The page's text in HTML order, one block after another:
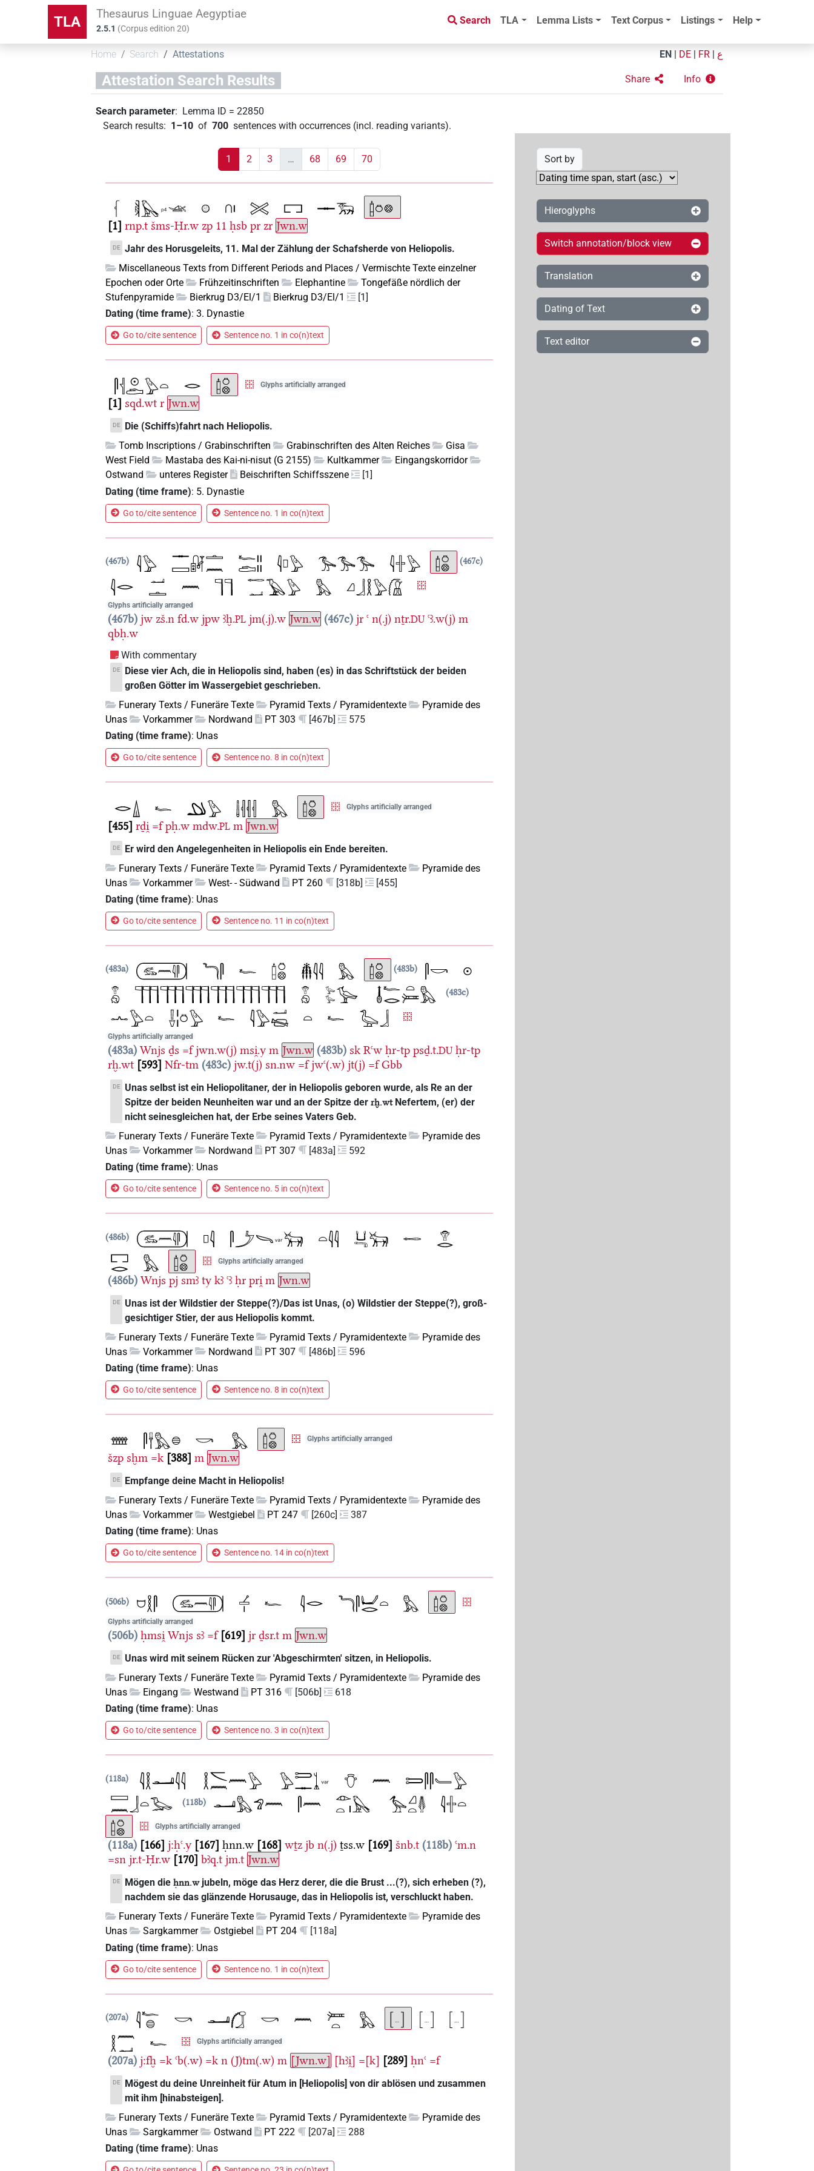
TLA Thesaurus Linguae Aegyptiae
2.5.1 (Corpus edition20)
Search TLA Lemma Lists Text Corpus Listings Help
Home Search Attestations EN DE FR ع
Attestation Search Results Share Info
Search parameter: Lemma ID =22850
Search results: 1–10 of 700 sentences with occurrences (incl. reading variants).
1 2 3 … 68 69 70
1 rnp.t šms-Ḥr.w zp 11 ḥsb pr zr Jwn.w
DE Jahr des Horusgeleits, 11. Mal der Zählung der Schafsherde von Heliopolis.
Miscellaneous Texts from Different Periods and Places / Vermischte Texte einzelner
Epochen oder Orte
Frühzeitinschriften Elephantine
Tongefäße nördlich der
Stufenpyramide
Bierkrug D3/El/1 Bierkrug D3/El/1
[1]
Dating (time frame):3. Dynastie
Go to/cite sentence Sentence no. 1 in co(n)text
Glyphs artificially arranged
1 sqd.wt r Jwn.w
DE
Die (Schiffs)fahrt nach Heliopolis.
Tomb Inscriptions / Grabinschriften
Grabinschriften des Alten Reiches
Gisa
West Field
Mastaba des Kai-ni-nisut (G 2155) Kultkammer
Eingangskorridor
Ostwand
unteres Register Beischriften Schiffsszene
[1]
Dating (time frame): 5. Dynastie
Go to/cite sentence Sentence no. 1 in co(n)text
467b 467c
Glyphs artificially arranged
467b jw zš.n fd.w jpw ꜣḫ.PL jm(.j).w Jwn.w 467c jr ꜥ n(.j) nṯr.DU ꜥꜣ.w(j) m
qbḥ.w
With commentary
DE
Diese vier Ach, die in Heliopolis sind, haben (es) in das Schriftstück der beiden
großen Götter im Wassergebiet geschrieben.
Funerary Texts / Funeräre Texte
Pyramid Texts / Pyramidentexte
Pyramide des
Unas
Vorkammer Nordwand PT 303 [467b]
575
Dating (time frame): Unas
Go to/cite sentence Sentence no. 8 in co(n)text
Glyphs artificially arranged
455 rḏi̯ =f pḥ.w mdw.PL m Jwn.w
DE
Er wird den Angelegenheiten in Heliopolis ein Ende bereiten.
Funerary Texts / Funeräre Texte
Pyramid Texts / Pyramidentexte
Pyramide des
Unas
Vorkammer West- - Südwand PT 260 [318b]
[455]
Dating (time frame): Unas
Go to/cite sentence Sentence no. 11 in co(n)text
483a 483b
483c
Glyphs artificially arranged
483a Wnjs ḏs =f jwn.w(j) msi̯.y m Jwn.w 483b sk Rꜥw ḥr-tp psḏ.t.DU ḥr-tp
rḫ.wt 593 Nfr-tm 483c jw.t(j) sn.nw =f jwꜥ(.w) jt(j) =f Gbb
DE
Unas selbst ist ein Heliopolitaner, der in Heliopolis geboren wurde, als Re an der
Spitze der beiden Neunheiten war und an der Spitze der rḫ.wtNefertem, (er) der
nicht seinesgleichen hat, der Erbe seines Vaters Geb.
Funerary Texts / Funeräre Texte
Pyramid Texts / Pyramidentexte
Pyramide des
Unas
Vorkammer Nordwand PT 307 [483a]
592
Dating (time frame): Unas
Go to/cite sentence Sentence no. 5 in co(n)text
486b
Glyphs artificially arranged
486b Wnjs pj smꜣ ty kꜣ ꜥꜣ ḥr pri̯ m Jwn.w
DE
Unas ist der Wildstier der Steppe(?)/Das ist Unas, (o) Wildstier der Steppe(?), groß-
gesichtiger Stier, der aus Heliopolis kommt.
Funerary Texts / Funeräre Texte
Pyramid Texts / Pyramidentexte
Pyramide des
Unas
Vorkammer Nordwand PT 307 [486b]
596
Dating (time frame): Unas
Go to/cite sentence Sentence no. 8 in co(n)text
Glyphs artificially arranged
šzp sḫm =k 388 m Jwn.w
DE
Empfange deine Macht in Heliopolis!
Funerary Texts / Funeräre Texte
Pyramid Texts / Pyramidentexte
Pyramide des
Unas
Vorkammer Westgiebel PT 247 [260c]
387
Dating (time frame): Unas
Go to/cite sentence Sentence no. 14 in co(n)text
506b
Glyphs artificially arranged
506b ḥmsi̯ Wnjs sꜣ =f 619 jr ḏsr.t m Jwn.w
DE
Unas wird mit seinem Rücken zur 'Abgeschirmten' sitzen, in Heliopolis.
Funerary Texts / Funeräre Texte
Pyramid Texts / Pyramidentexte
Pyramide des
Unas
Eingang Westwand PT 316 [506b]
618
Dating (time frame): Unas
Go to/cite sentence Sentence no. 3 in co(n)text
118a
118b
Glyphs artificially arranged
118a 166 j:ḥꜥ.y 167 ḥnn.w 168 wṯz jb n(.j) ṯss.w 169 šnb.t 118b ꜥm.n
=sn jr.t-Ḥr.w 170 bꜣq.t jm.t Jwn.w
DE Mögen die ḥnn.wjubeln, möge das Herz derer, die die Brust ...(?), sich erheben (?),
nachdem sie das glänzende Horusauge, das in Heliopolis ist, verschluckt haben.
Funerary Texts / Funeräre Texte
Pyramid Texts / Pyramidentexte
Pyramide des
Unas
Sargkammer Ostgiebel PT 204
[118a]
Dating (time frame): Unas
Go to/cite sentence Sentence no. 1 in co(n)text
207a
Glyphs artificially arranged
207a j:fḫ =k ꜥb(.w) =k n (J)tm(.w) m [Jwn.w] [hꜣi̯] =[k] 289 ḥnꜥ =f
DE
Mögest du deine Unreinheit für Atum in [Heliopolis] von dir ablösen und zusammen
mit ihm [hinabsteigen].
Funerary Texts / Funeräre Texte
Pyramid Texts / Pyramidentexte
Pyramide des
Unas
Sargkammer Ostwand PT 222 [207a]
288
Dating (time frame): Unas
Sort by
Hieroglyphs
Switch annotation/block view
Translation
Dating of Text
Text editor